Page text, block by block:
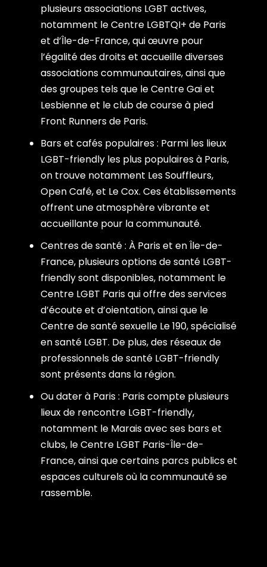
plusieurs associations LGBT actives,
notamment le Centre LGBTQI+ de Paris
et d’Île-de-France, qui œuvre pour
l’égalité des droits et accueille diverses
associations communautaires, ainsi que
des groupes tels que le Centre Gai et
Lesbienne et le club de course à pied
Front Runners de Paris.
Bars et cafés populaires : Parmi les lieux
LGBT-friendly les plus populaires à Paris,
on trouve notamment Les Souffleurs,
Open Café, et Le Cox. Ces établissements
offrent une atmosphère vibrante et
accueillante pour la communauté.
Centres de santé : À Paris et en Île-de-
France, plusieurs options de santé LGBT-
friendly sont disponibles, notamment le
Centre LGBT Paris qui offre des services
d’écoute et d’oientation, ainsi que le
Centre de santé sexuelle Le 190, spécialisé
en santé LGBT. De plus, des réseaux de
professionnels de santé LGBT-friendly
sont présents dans la région.
Ou dater à Paris : Paris compte plusieurs
lieux de rencontre LGBT-friendly,
notamment le Marais avec ses bars et
clubs, le Centre LGBT Paris-Île-de-
France, ainsi que certains parcs publics et
espaces culturels où la communauté se
rassemble.